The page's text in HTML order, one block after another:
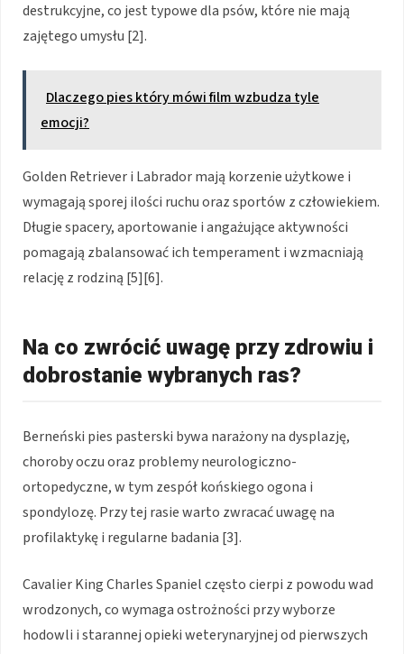
destrukcyjne, co jest typowe dla psów, które nie mają
zajętego umysłu [2].
Dlaczego pies który mówi film wzbudza tyle
emocji?
Golden Retriever i Labrador mają korzenie użytkowe i
wymagają sporej ilości ruchu oraz sportów z człowiekiem.
Długie spacery, aportowanie i angażujące aktywności
pomagają zbalansować ich temperament i wzmacniają
relację z rodziną [5][6].
Na co zwrócić uwagę przy zdrowiu i
dobrostanie wybranych ras?
Berneński pies pasterski bywa narażony na dysplazję,
choroby oczu oraz problemy neurologiczno-
ortopedyczne, w tym zespół końskiego ogona i
spondylozę. Przy tej rasie warto zwracać uwagę na
profilaktykę i regularne badania [3].
Cavalier King Charles Spaniel często cierpi z powodu wad
wrodzonych, co wymaga ostrożności przy wyborze
hodowli i starannej opieki weterynaryjnej od pierwszych